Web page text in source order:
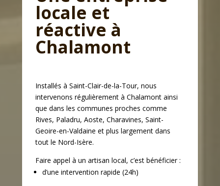
locale et
réactive à
Chalamont
Installés à Saint-Clair-de-la-Tour, nous
intervenons régulièrement à Chalamont ainsi
que dans les communes proches comme
Rives, Paladru, Aoste, Charavines, Saint-
Geoire-en-Valdaine et plus largement dans
tout le Nord-Isère.
Faire appel à un artisan local, c’est bénéficier :
d’une intervention rapide (24h)